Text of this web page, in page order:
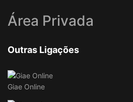
Área Privada
Outras Ligações
Giae Online